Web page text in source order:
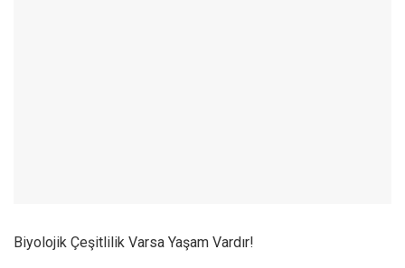
Biyolojik Çeşitlilik Varsa Yaşam Vardır!